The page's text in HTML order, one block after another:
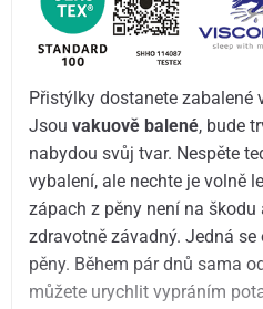
Přistýlky dostanete zabalené
Jsouvakuově balené, bude
nabydou svůj tvar. Nespěte
vybalení, ale nechte je volně
zápach z pěny není na škodu
zdravotně závadný. Jedná
pěny. Během pár dnů sama
můžete urychlit vypráním